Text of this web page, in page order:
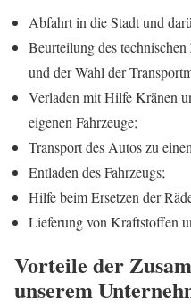
Abfahrt in die Stadt und
Beurteilung des
und der Wahl der
Verladen mit Hilfe Kränen
eigenen Fahrzeuge;
Transport des Autos zu
Entladen des Fahrzeugs;
Hilfe beim Ersetzen der
Lieferung von Kraftstoffen
Vorteile der
unserem